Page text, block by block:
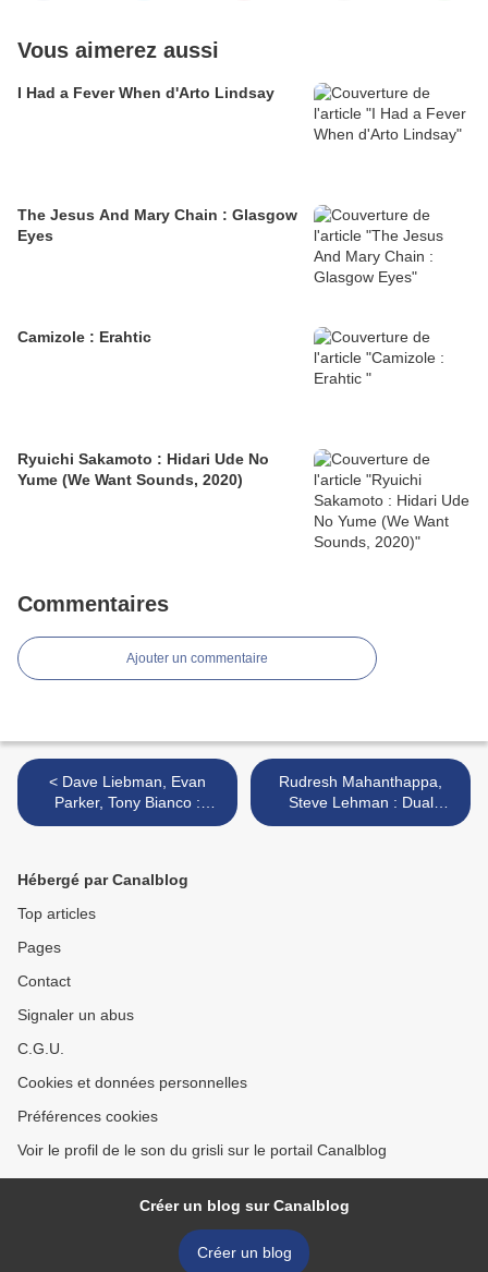
Vous aimerez aussi
I Had a Fever When d'Arto Lindsay
The Jesus And Mary Chain : Glasgow
Eyes
Camizole : Erahtic
Ryuichi Sakamoto : Hidari Ude No
Yume (We Want Sounds, 2020)
Commentaires
Ajouter un commentaire
< Dave Liebman, Evan
Parker, Tony Bianco :
Relevance (Red Toucan,
Rudresh Mahanthappa,
Steve Lehman : Dual
Identity (Clean Feed, 2010)
Hébergé par Canalblog
Top articles
Pages
Contact
Signaler un abus
C.G.U.
Cookies et données personnelles
Préférences cookies
Voir le profil de le son du grisli sur le portail Canalblog
Créer un blog sur Canalblog
Créer un blog